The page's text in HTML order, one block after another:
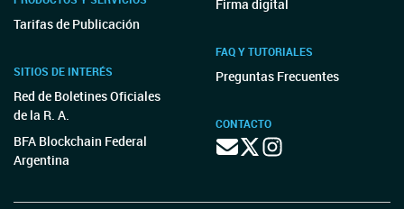
Tarifas de Publicación
SITIOS DE INTERÉS
Red de Boletines Oficiales
de la R. A.
BFA Blockchain Federal
Argentina
Firma digital
FAQ Y TUTORIALES
Preguntas Frecuentes
CONTACTO